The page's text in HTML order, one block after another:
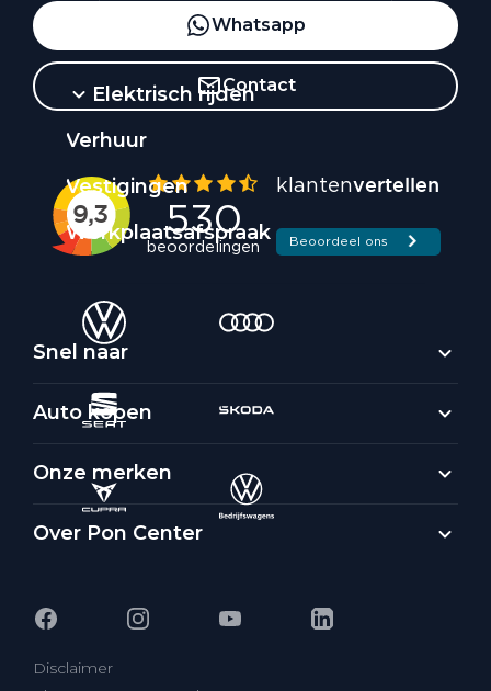
Elektrisch rijden
Verhuur
Vestigingen
Werkplaatsafspraak
Whatsapp
Contact
Snel naar
Auto kopen
Onze merken
Over Pon Center
Disclaimer